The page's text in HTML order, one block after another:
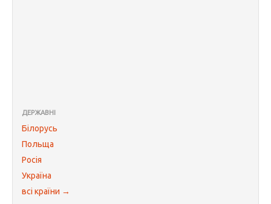
ДЕРЖАВНІ
Білорусь
Польща
Росія
Україна
всі країни →